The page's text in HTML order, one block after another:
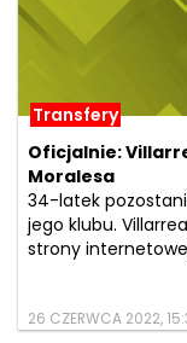
Transfery
Oficjalnie:
Moralesa
34-latek
jego klubu.
strony
26 CZERWCA 2022,